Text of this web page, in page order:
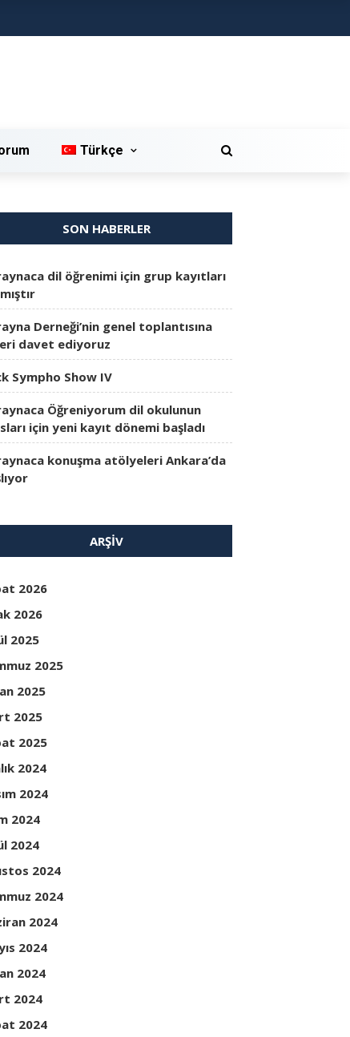
Türkçe
SON HABERLER
dil öğrenimi için grup kayıtları
Derneği’nin genel toplantısına
davet ediyoruz
Sympho Show IV
Öğreniyorum dil okulunun
için yeni kayıt dönemi başladı
konuşma atölyeleri Ankara’da
ARŞIV
2026
2026
2025
2025
2025
2025
2025
2024
2024
2024
2024
2024
2024
2024
2024
2024
2024
2024